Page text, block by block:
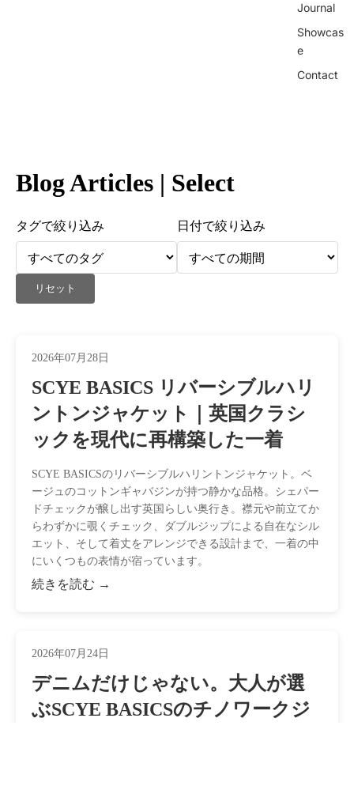
Journal
Showcas
e
Contact
Blog Articles | Select
タグで絞り込み 日付で絞り込み
リセット
2026年07月28日
SCYE BASICS リバーシブルハリ
ントンジャケット｜英国クラシ
ックを現代に再構築した一着
SCYE BASICSのリバーシブルハリントンジャケット。ベ
ージュのコットンギャバジンが持つ静かな品格。シェパー
ドチェックが醸し出す英国らしい奥行き。襟元や前立てか
らわずかに覗くチェック、ダブルジップによる自在なシル
エット、そして着丈をアレンジできる設計まで、一着の中
にいくつもの表情が宿っています。
続きを読む →
2026年07月24日
デニムだけじゃない。大人が選
ぶSCYE BASICSのチノワークジ